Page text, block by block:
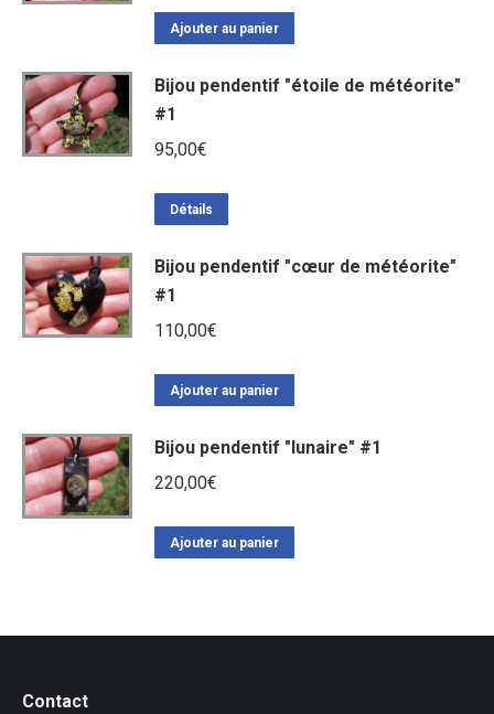
Ajouter au panier
Bijou pendentif "étoile de météorite"
#1
95,00€
Détails
Bijou pendentif "cœur de météorite"
#1
110,00€
Ajouter au panier
Bijou pendentif "lunaire" #1
220,00€
Ajouter au panier
Contact